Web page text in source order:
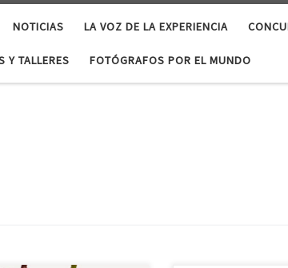
NOTICIAS LA VOZ DE LA EXPERIENCIA
Y TALLERES FOTÓGRAFOS POR EL MUNDO